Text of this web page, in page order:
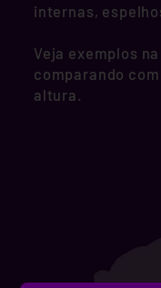
internas,
Veja exemplos
comparando
altura.